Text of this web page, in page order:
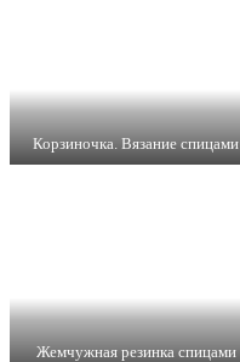
Корзиночка. Вязание спицами
Жемчужная резинка спицами